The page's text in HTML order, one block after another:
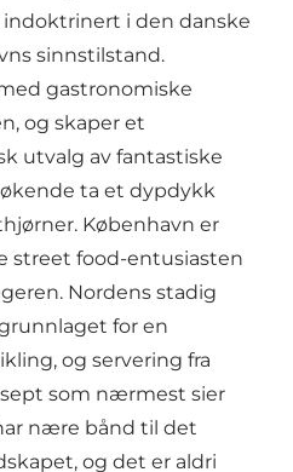
i den danske
sinnstilstand.
gastronomiske
og skaper et
utvalg av fantastiske
ta et dypdykk
København er
street food-entusiasten
Nordens stadig
for en
og servering fra
som nærmest sier
nære bånd til det
og det er aldri